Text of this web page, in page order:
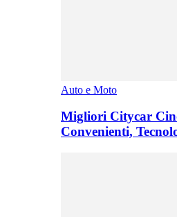
Auto e Moto
Migliori Citycar
Convenienti,